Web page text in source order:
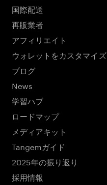
国際配送
再販業者
アフィリエイト
ウォレットをカスタマイズ
ブログ
News
学習ハブ
ロードマップ
メディアキット
Tangemガイド
2025年の振り返り
採用情報